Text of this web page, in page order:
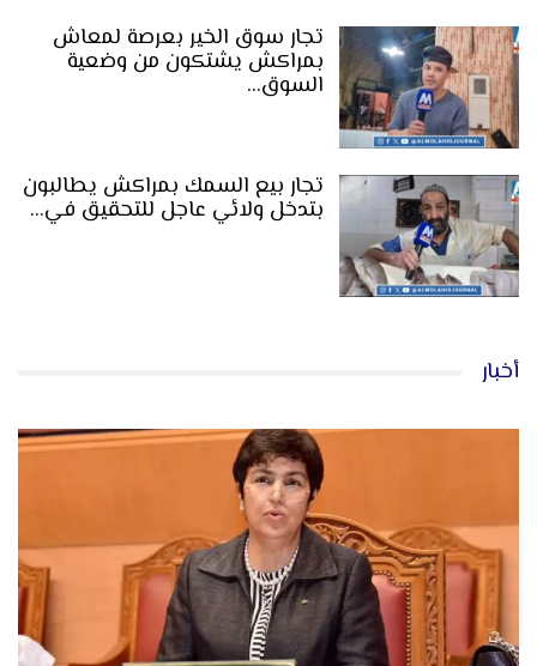
تجار سوق الخير بعرصة لمعاش
بمراكش يشتكون من وضعية
السوق…
تجار بيع السمك بمراكش يطالبون
بتدخل ولائي عاجل للتحقيق في…
أخبار